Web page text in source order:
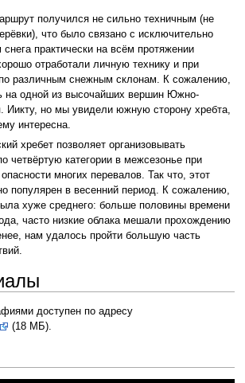
получился не сильно техничным (не
что было связано с исключительно
практически на всём протяжении
отработали личную технику и при
различным снежным склонам. К сожалению,
на одной из высочайших вершин Южно-
Иикту, но мы увидели южную сторону хребта,
интересна.
хребет позволяет организовывать
четвёртую категории в межсезонье при
многих перевалов. Так что, этот
популярен в весенний период. К сожалению,
хуже среднего: больше половины времени
часто низкие облака мешали прохождению
нам удалось пройти большую часть
доступен по адресу
(18 МБ).